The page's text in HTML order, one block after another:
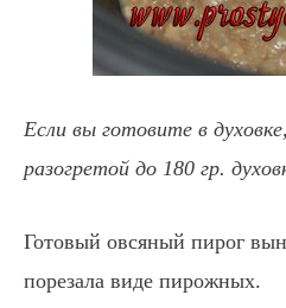
Если вы готовите в
разогретой до 180 гр.
Готовый овсяный пирог
порезала виде пирожных.